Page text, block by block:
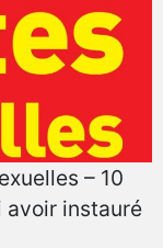
– 10
avoir instauré